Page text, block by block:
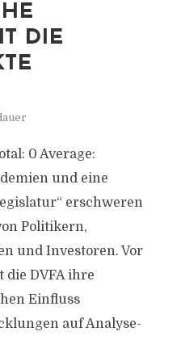
DIE
0 Average:
und eine
erschweren
Politikern,
und Investoren. Vor
DVFA ihre
Einfluss
auf Analyse-